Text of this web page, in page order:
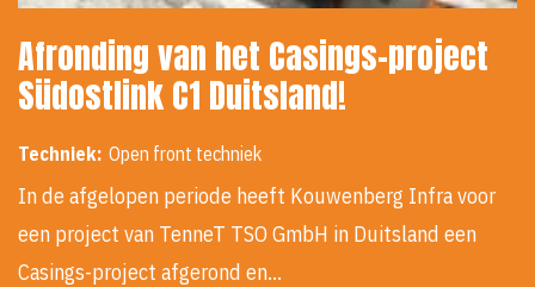
Afronding van het Casings-project
Südostlink C1 Duitsland!
Techniek: Open front techniek
In de afgelopen periode heeft Kouwenberg Infra voor
een project van TenneT TSO GmbH in Duitsland een
Casings-project afgerond en…